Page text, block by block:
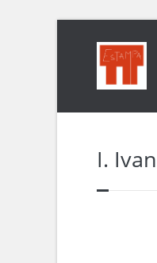
I. Ivan